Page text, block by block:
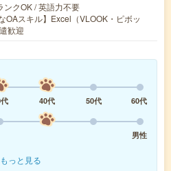
ンクOK / 英語力不要
OAスキル】Excel（VLOOK・ピボッ
歓迎
40代 50代
60代
男性
もっと見る